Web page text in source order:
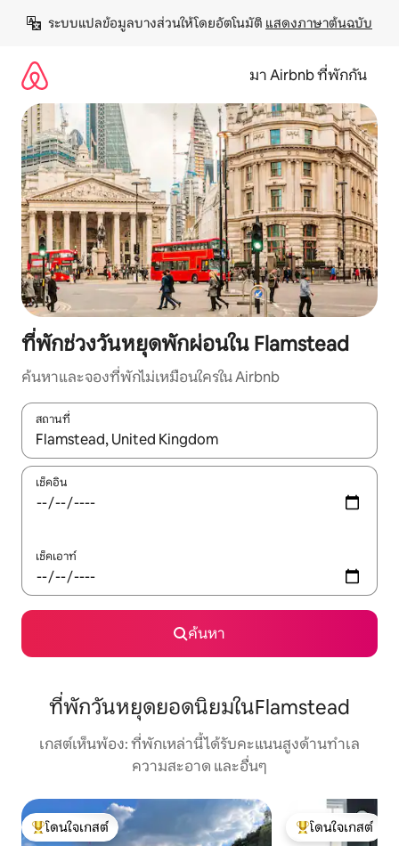
เนื้อหา
ระบบแปลข้อมูลบางส่วนให้โดยอัตโนมัติ แสดงภาษาต้นฉบับ
มา Airbnb ที่พักกัน
ที่พักช่วงวันหยุดพักผ่อนใน Flamstead
ค้นหาและจองที่พักไม่เหมือนใครใน Airbnb
สถานที่
ใช้ลูกศรขึ้นลง หรือใช้การสัมผัสหรือปัด เพื่อสำรวจผลการค้นหา
เช็คอิน
เช็คเอาท์
ค้นหา
ที่พักวันหยุดยอดนิยมในFlamstead
เกสต์เห็นพ้อง: ที่พักเหล่านี้ได้รับคะแนนสูงด้านทำเล
ความสะอาด และอื่นๆ
โดนใจเกสต์ที่สุด
โดนใจเกสต์
โดนใจเกสต์ที่สุด
โดนใจเกสต์